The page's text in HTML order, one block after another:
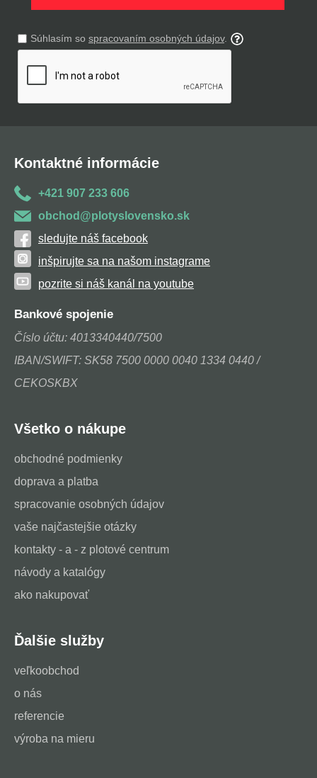
Súhlasím so spracovaním osobných údajov.
Kontaktné informácie
+421 907 233 606
obchod@plotyslovensko.sk
sledujte náš facebook
inšpirujte sa na našom instagrame
pozrite si náš kanál na youtube
Bankové spojenie
Číslo účtu: 4013340440/7500
IBAN/SWIFT: SK58 7500 0000 0040 1334 0440 /
CEKOSKBX
Všetko o nákupe
obchodné podmienky
doprava a platba
spracovanie osobných údajov
vaše najčastejšie otázky
kontakty - a - z plotové centrum
návody a katalógy
ako nakupovať
Ďalšie služby
veľkoobchod
o nás
referencie
výroba na mieru